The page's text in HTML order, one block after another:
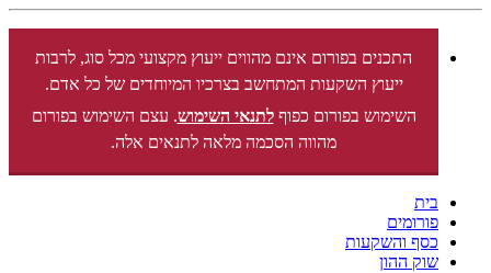
התכנים בפורום אינם מהווים ייעוץ מקצועי מכל סוג, לרבות
ייעוץ השקעות המתחשב בצרכיו המיוחדים של כל אדם.
השימוש בפורום כפוףלתנאי השימוש. עצם השימוש בפורום
מהווה הסכמה מלאה לתנאים אלה.
בית
פורומים
כסף והשקעות
שוק ההון